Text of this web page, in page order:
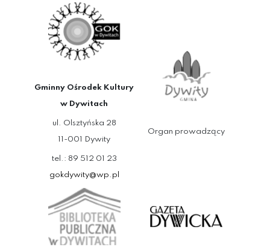
Gminny Ośrodek Kultury
w Dywitach
ul. Olsztyńska 28
11-001 Dywity
tel.: 89 512 01 23
gokdywity@wp.pl
Organ prowadzący